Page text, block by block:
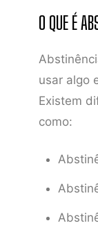
O QUE É
usar algo
Existem
como: